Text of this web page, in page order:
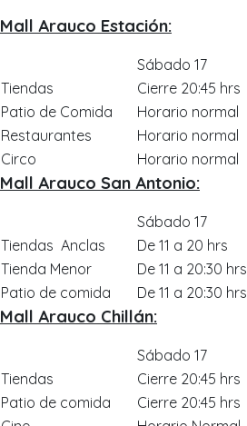
Mall Arauco Estación:
Sábado 17
Tiendas
Cierre 20:45 hrs
Patio de Comida
Horario normal
Restaurantes
Horario normal
Circo
Horario normal
Mall Arauco San Antonio:
Sábado 17
Tiendas Anclas
De 11 a 20 hrs
Tienda Menor
De 11 a 20:30 hrs
Patio de comida
De 11 a 20:30 hrs
Mall Arauco Chillán:
Sábado 17
Tiendas
Cierre 20:45 hrs
Patio de comida
Cierre 20:45 hrs